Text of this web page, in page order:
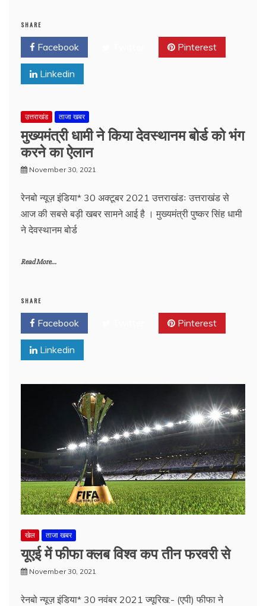
SHARE
Facebook Pinterest
Linkedin
उत्तराखंड ताजा खबर
मुख्यमंत्री धामी ने किया देवस्थानम बोर्ड को भंग
करने का ऐलान
November 30, 2021
रेनबो न्यूज़ इंडिया* 30 अक्टूबर 2021 उत्तराखंडः उत्तराखंड से
आज की सबसे बड़ी खबर सामने आई है । मुख्यमंत्री पुष्कर सिंह धामी
ने देवस्थानम बोर्ड
Read More...
SHARE
Facebook Pinterest
Linkedin
खेल ताजा खबर
यूएई में फीफा क्लब विश्व कप तीन फरवरी से
November 30, 2021
रेनबो न्यूज़ इंडिया* 30 नवंबर 2021 ज्यूरिख:- (एपी) फीफा ने